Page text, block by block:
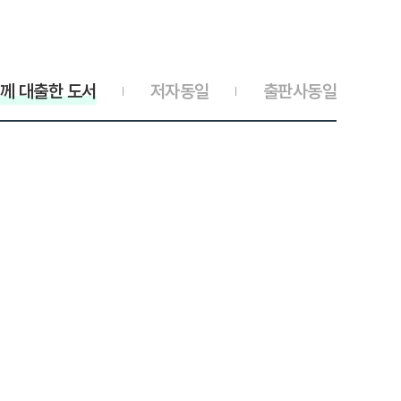
출판사동일
저자동일
대출한 도서